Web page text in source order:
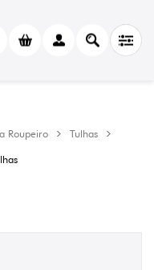
Roupeiro
Tulhas